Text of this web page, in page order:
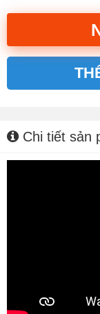
Chi tiết sản